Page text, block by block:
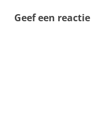
Geef een reactie